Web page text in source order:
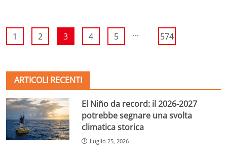
1 2 3 4 5 ... 574
ARTICOLI RECENTI
El Niño da record: il 2026-2027
potrebbe segnare una svolta
climatica storica
Luglio 25, 2026